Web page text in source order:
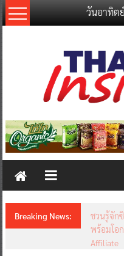
Skip
to
วันอาทิต
Thailand
New
Breaking News:
ชวนรู้จักซิ
พร้อมโอ
Affiliate